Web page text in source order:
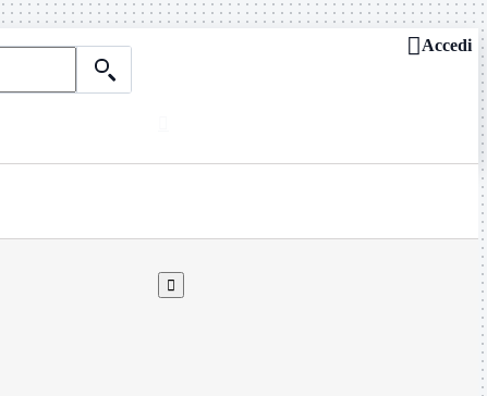
Accedi

